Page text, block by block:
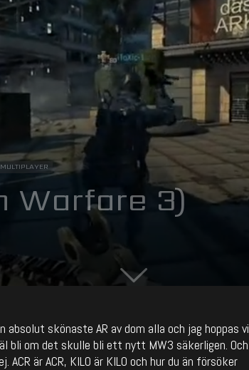
MULTIPLAYER
Warfare 3)
absolut skönaste AR av dom alla och jag hoppas vi
bli om det skulle bli ett nytt MW3 säkerligen. Och
är ACR, KILO är KILO och hur du än försöker